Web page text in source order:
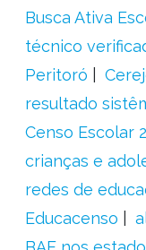
Busca Ativa
técnico
Peritoró
resultado
Censo Escolar
crianças e
redes de
Educacenso